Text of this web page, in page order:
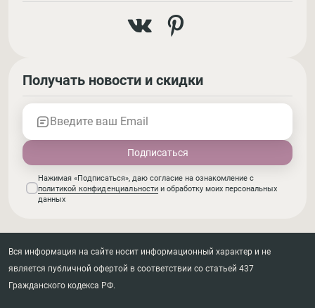
Получать новости и скидки
Введите ваш Email
Нажимая «Подписаться», даю согласие на ознакомление с
политикой конфиденциальности и обработку моих персональных
данных
Вся информация на сайте носит информационный характер и не
является публичной офертой в соответствии со статьей 437
Гражданского кодекса РФ.